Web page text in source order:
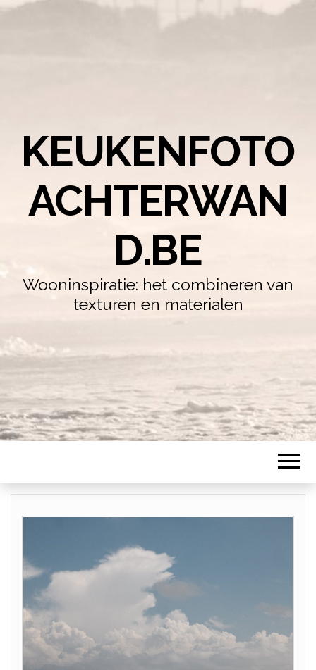
KEUKENFOTO
ACHTERWAN
D.BE
Wooninspiratie: het combineren van
texturen en materialen